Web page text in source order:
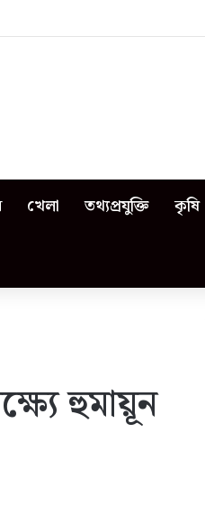
খেলা তথ্যপ্রযুক্তি কৃষি
হুমায়ূন